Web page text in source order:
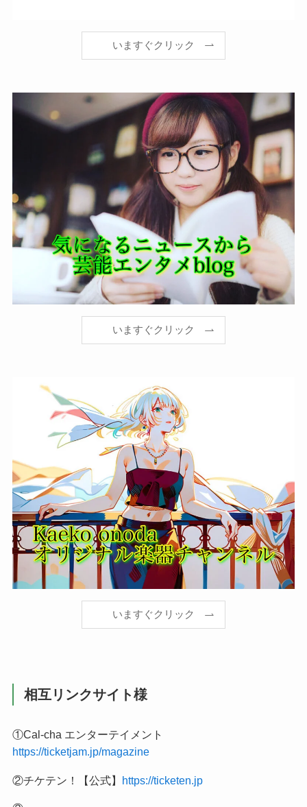
いますぐクリック
いますぐクリック
いますぐクリック
相互リンクサイト様
①Cal-cha エンターテイメント
https://ticketjam.jp/magazine
②チケテン！【公式】 https://ticketen.jp